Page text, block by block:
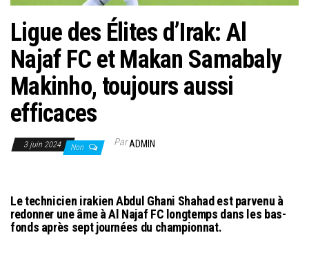
Ligue des Élites d’Irak: Al
Najaf FC et Makan Samabaly
Makinho, toujours aussi
efficaces
3 juin 2024 Non ParADMIN
Le technicien irakien Abdul Ghani Shahad est parvenu à
redonner une âme à Al Najaf FC longtemps dans les bas-
fonds après sept journées du championnat.